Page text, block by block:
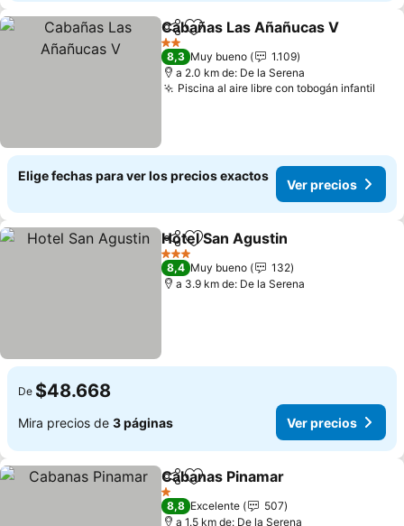
CompartirAgregar a favoritos
Cabañas Las Añañucas V
2 Estrellas
8,3 Muy bueno
1.109
a 2.0 km de: De la Serena
Piscina al aire libre con tobogán infantil
Elige fechas para ver los precios exactos
Ver precios
CompartirAgregar a favoritos
Hotel San Agustin
3 Estrellas
8,4 Muy bueno
132
a 3.9 km de: De la Serena
De $48.668
Mira precios de 3 páginas Ver precios
CompartirAgregar a favoritos
Cabanas Pinamar
1 Estrellas
8,8 Excelente
507
a 1.5 km de: De la Serena